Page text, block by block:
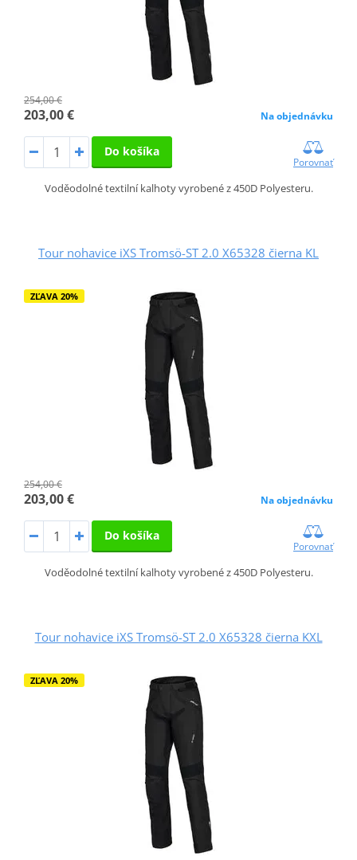
254,00 €
203,00 € Na objednávku
Do košíka
Porovnať
Voděodolné textilní kalhoty vyrobené z 450D Polyesteru.
Tour nohavice iXS Tromsö-ST 2.0 X65328 čierna KL
ZĽAVA 20%
254,00 €
203,00 € Na objednávku
Do košíka
Porovnať
Voděodolné textilní kalhoty vyrobené z 450D Polyesteru.
Tour nohavice iXS Tromsö-ST 2.0 X65328 čierna KXL
ZĽAVA 20%